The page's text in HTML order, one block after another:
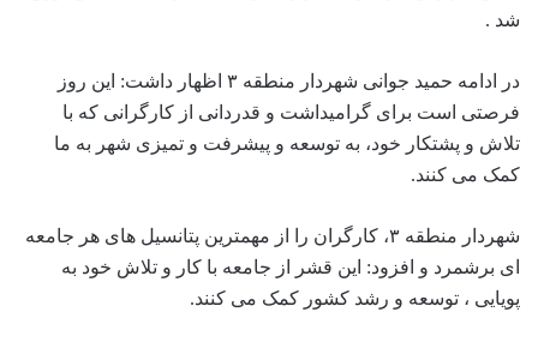
شد .
در ادامه حمید جوانی شهردار منطقه ۳ اظهار داشت: این روز
فرصتی است برای گرامیداشت و قدردانی از کارگرانی که با
تلاش و پشتکار خود، به توسعه و پیشرفت و تمیزی شهر به ما
کمک می کنند.
شهردار منطقه ۳، کارگران را از مهمترین پتانسیل های هر جامعه
ای برشمرد و افزود: این قشر از جامعه با کار و تلاش خود به
پویایی ، توسعه و رشد کشور کمک می کنند.